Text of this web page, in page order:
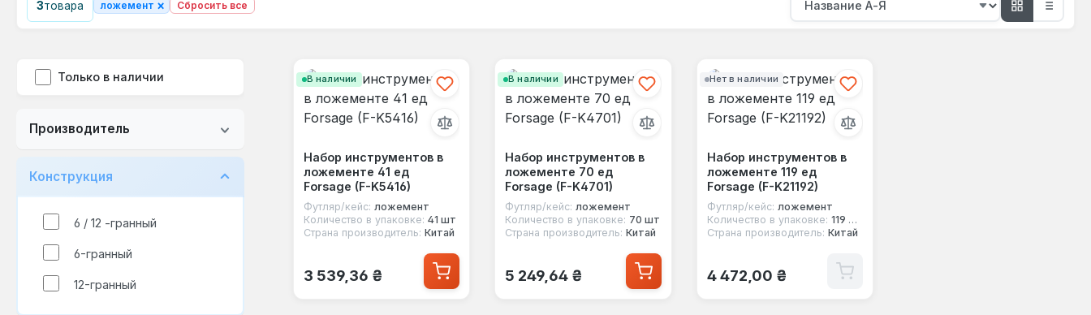
3товара ложемент × Сбросить все
Только в наличии
Производитель
Конструкция
6 / 12 -гранный
6-гранный
12-гранный
В наличии
Набор инструментов в
ложементе 41 ед
Forsage (F-K5416)
Футляр/кейс: ложемент
Количество в упаковке: 41 шт
Страна производитель: Китай
Обычная цена:
3 539,36 ₴
В наличии
Набор инструментов в
ложементе 70 ед
Forsage (F-K4701)
Футляр/кейс: ложемент
Количество в упаковке: 70 шт
Страна производитель: Китай
Обычная цена:
5 249,64 ₴
Нет в наличии
Набор инструментов в
ложементе 119 ед
Forsage (F-K21192)
Футляр/кейс: ложемент
Количество в упаковке: 119 шт
Страна производитель: Китай
Обычная цена:
4 472,00 ₴